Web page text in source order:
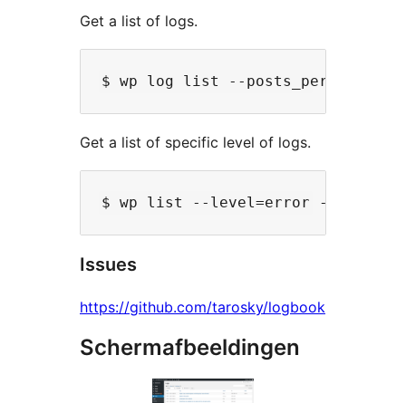
Get a list of logs.
Get a list of specific level of logs.
Issues
https://github.com/tarosky/logbook
Schermafbeeldingen